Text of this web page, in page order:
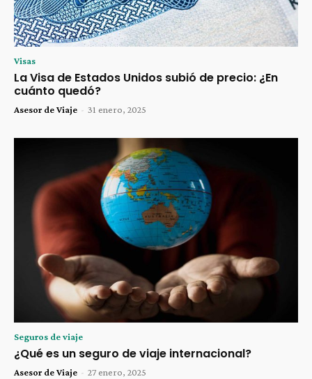
Visas
La Visa de Estados Unidos subió de precio: ¿En
cuánto quedó?
Asesor de Viaje - 31 enero, 2025
Seguros de viaje
¿Qué es un seguro de viaje internacional?
Asesor de Viaje - 27 enero, 2025